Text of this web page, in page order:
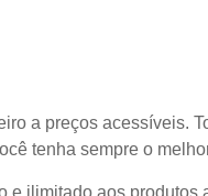
a preços acessíveis.
tenha sempre o
e ilimitado aos produtos